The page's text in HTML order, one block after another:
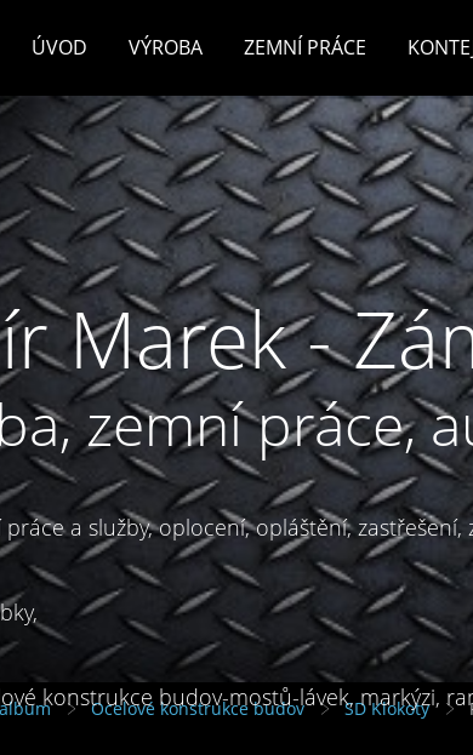
ÚVOD VÝROBA ZEMNÍ PRÁCE
Marek -
zemní práce,
a služby, oplocení, opláštění,
konstrukce budov-mostů-lávek, markýzi,
Ocelové konstrukce budov SD Klokoty